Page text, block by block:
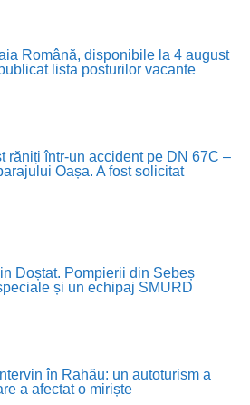
Română, disponibile la 4 august
lista posturilor vacante
răniți într-un accident pe DN 67C –
Oașa. A fost solicitat
Doștat. Pompierii din Sebeș
și un echipaj SMURD
în Rahău: un autoturism a
a afectat o miriște